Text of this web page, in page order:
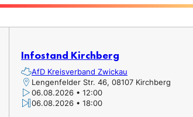
Infostand Kirchberg
AfD Kreisverband Zwickau
Lengenfelder Str. 46, 08107 Kirchberg
06.08.2026 • 12:00
06.08.2026 • 18:00